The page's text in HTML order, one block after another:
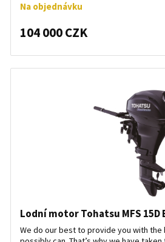
Na objednávku
104 000 CZK
Lodní motor Tohatsu MFS 15D
We do our best to provide you with the